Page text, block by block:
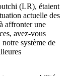
(LR), étaient
actuelle des
affronter une
avez-vous
système de